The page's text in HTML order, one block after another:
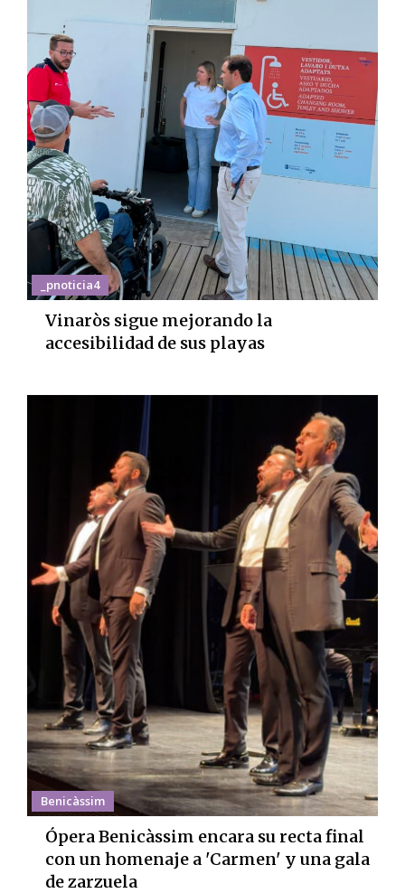
_pnoticia4
Vinaròs sigue mejorando la
accesibilidad de sus playas
Benicàssim
Ópera Benicàssim encara su recta final
con un homenaje a 'Carmen' y una gala
de zarzuela